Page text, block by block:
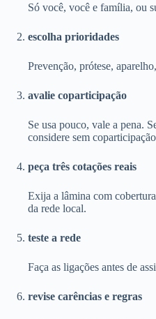
Só você, você e família, ou
escolha prioridades
Prevenção, prótese,
avalie coparticipação
Se usa pouco, vale a pena.
considere sem
peça três cotações reais
Exija a lâmina com
da rede local.
teste a rede
Faça as ligações antes de
revise carências e regras